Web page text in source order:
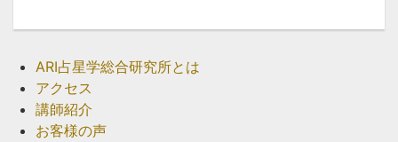
ARI占星学総合研究所とは
アクセス
講師紹介
お客様の声